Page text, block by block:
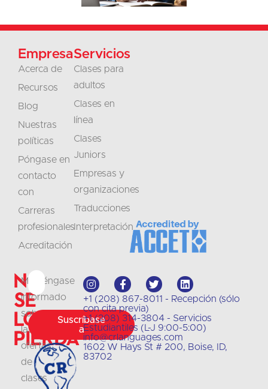
No
se
lo
pierda
Manténgase
informado
sobre
las
ofertas
de
clases
Suscríbase
a
+1 (208) 867-8011 - Recepción (sólo
con cita previa)
+1 (208) 314-3804 - Servicios
Estudiantiles (L-J 9:00-5:00)
info@crlanguages.com
1602 W Hays St # 200, Boise, ID,
83702
Empresa
Acerca de
Recursos
Blog
Nuestras
políticas
Póngase en
contacto
con
Carreras
profesionales
Acreditación
Servicios
Clases para
adultos
Clases en
línea
Clases
Juniors
Empresas y
organizaciones
Traducciones
Interpretación